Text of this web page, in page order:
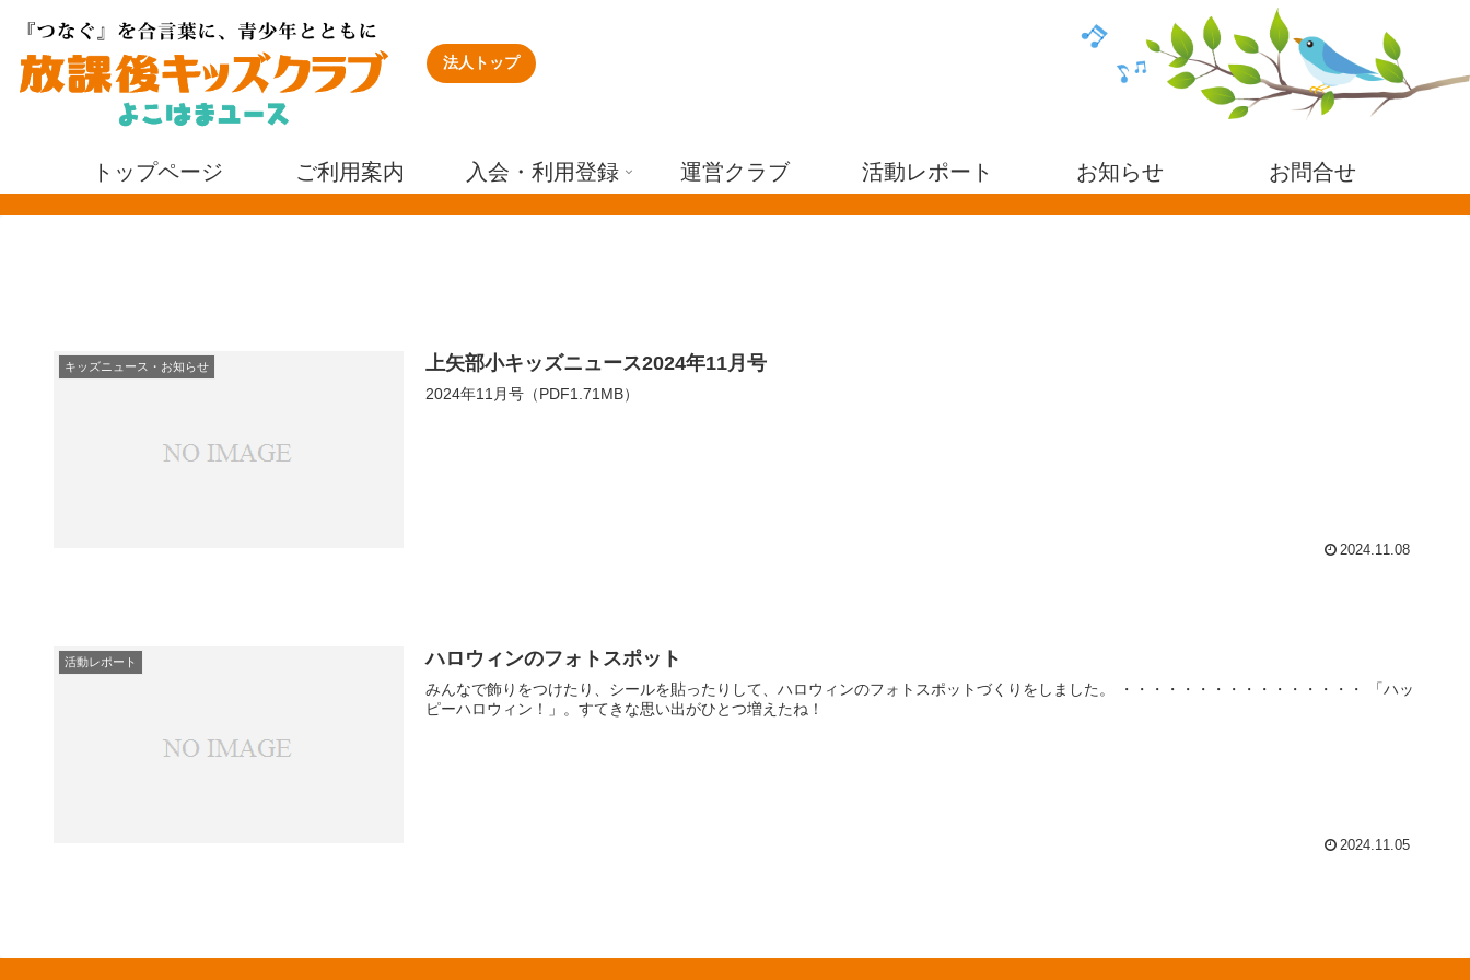
法人トップ
トップページ ご利用案内 入会・利用登録 運営クラブ 活動レポート お知らせ お問合せ
キッズニュース・お知らせ 上矢部小キッズニュース2024年11月号
2024年11月号（PDF1.71MB）
2024.11.08
活動レポート ハロウィンのフォトスポット
みんなで飾りをつけたり、シールを貼ったりして、ハロウィンのフォトスポットづくりをしました。 ・・・・・・・・・・・・・・・・ 「ハッ
ピーハロウィン！」。すてきな思い出がひとつ増えたね！
2024.11.05